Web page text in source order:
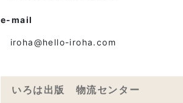
e-mail
iroha@hello-iroha.com
いろは出版 物流センター